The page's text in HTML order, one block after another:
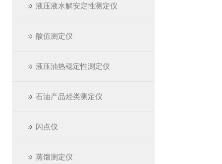
液压液水解安定性测定仪
酸值测定仪
液压油热稳定性测定仪
石油产品烃类测定仪
闪点仪
蒸馏测定仪